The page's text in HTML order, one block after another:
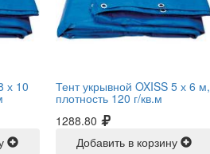
х 10 Тент укрывной OXISS 5 х 6 м,
плотность 120 г/кв.м
1288.80
Добавить в корзину